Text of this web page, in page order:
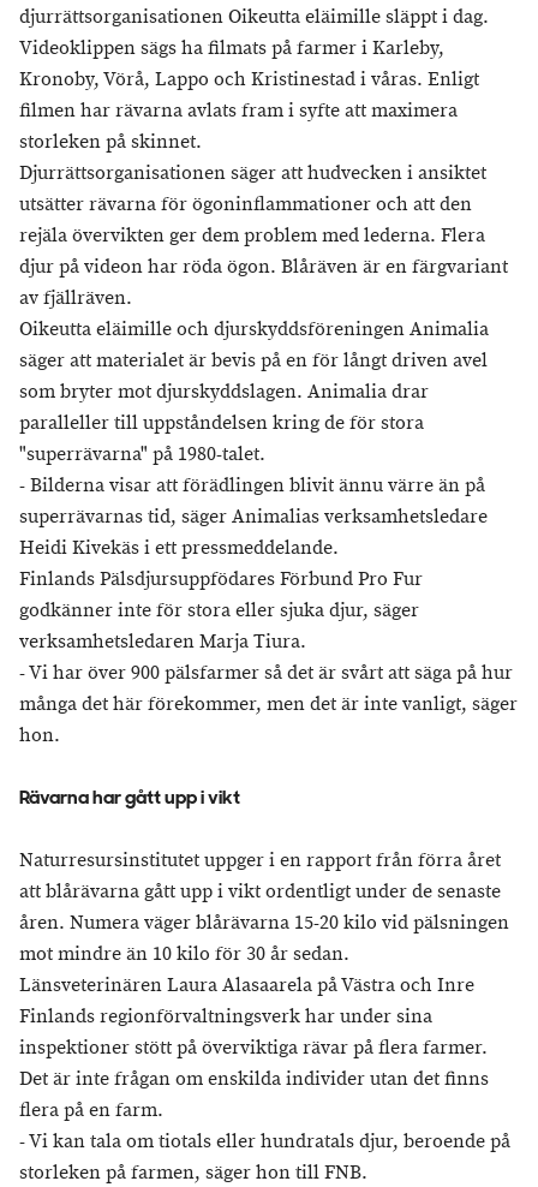
djurrättsorganisationen Oikeutta eläimille släppt i dag.
Videoklippen sägs ha filmats på farmer i Karleby,
Kronoby, Vörå, Lappo och Kristinestad i våras. Enligt
filmen har rävarna avlats fram i syfte att maximera
storleken på skinnet.
Djurrättsorganisationen säger att hudvecken i ansiktet
utsätter rävarna för ögoninflammationer och att den
rejäla övervikten ger dem problem med lederna. Flera
djur på videon har röda ögon. Blåräven är en färgvariant
av fjällräven.
Oikeutta eläimille och djurskyddsföreningen Animalia
säger att materialet är bevis på en för långt driven avel
som bryter mot djurskyddslagen. Animalia drar
paralleller till uppståndelsen kring de för stora
"superrävarna" på 1980-talet.
- Bilderna visar att förädlingen blivit ännu värre än på
superrävarnas tid, säger Animalias verksamhetsledare
Heidi Kivekäs i ett pressmeddelande.
Finlands Pälsdjursuppfödares Förbund Pro Fur
godkänner inte för stora eller sjuka djur, säger
verksamhetsledaren Marja Tiura.
- Vi har över 900 pälsfarmer så det är svårt att säga på hur
många det här förekommer, men det är inte vanligt, säger
hon.
Rävarna har gått upp i vikt
Naturresursinstitutet uppger i en rapport från förra året
att blårävarna gått upp i vikt ordentligt under de senaste
åren. Numera väger blårävarna 15-20 kilo vid pälsningen
mot mindre än 10 kilo för 30 år sedan.
Länsveterinären Laura Alasaarela på Västra och Inre
Finlands regionförvaltningsverk har under sina
inspektioner stött på överviktiga rävar på flera farmer.
Det är inte frågan om enskilda individer utan det finns
flera på en farm.
- Vi kan tala om tiotals eller hundratals djur, beroende på
storleken på farmen, säger hon till FNB.